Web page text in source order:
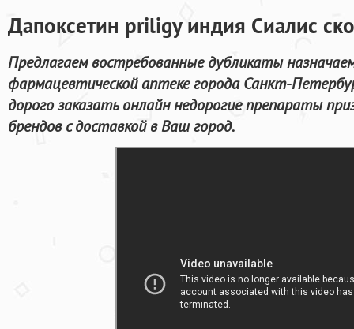
Дапоксетин priligy индия Сиалис
Предлагаем востребованные дубликаты
фармацевтической аптеке города Санкт-
дорого заказать онлайн недорогие препараты
брендов с доставкой в Ваш город.